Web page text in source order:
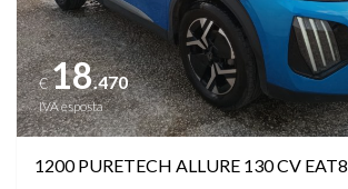
€18.470
IVA esposta
1200 PURETECH ALLURE 130 CV EAT8